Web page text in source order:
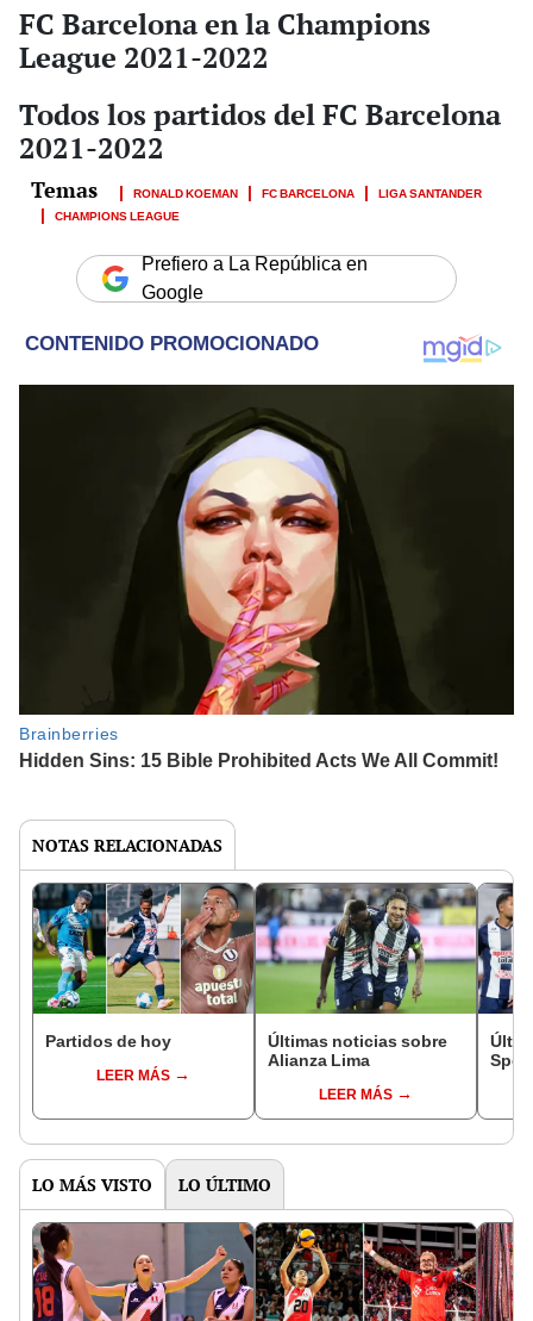
FC Barcelona en la Champions
League 2021-2022
Todos los partidos del FC Barcelona
2021-2022
RONALD KOEMAN FC BARCELONA
LIGA SANTANDER
CHAMPIONS LEAGUE
Prefiero a La República en
Google
NOTAS RELACIONADAS
Partidos de hoy
LEER MÁS
Últimas noticias sobre
Alianza Lima
LEER MÁS
LO MÁS VISTO LO ÚLTIMO